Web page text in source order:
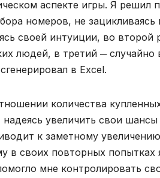
аспекте игры. Я решил
номеров, не зацикливаясь
своей интуиции, во второй
людей, в третий ─ случайно
в Excel.
количества
надеясь увеличить свои
к заметному
в своих повторных попытках
мне контролировать